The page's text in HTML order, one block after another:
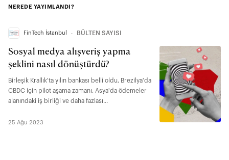
NEREDE YAYIMLANDI?
FinTech İstanbul ∙ BÜLTEN SAYISI
Sosyal medya alışveriş yapma
şeklini nasıl dönüştürdü?
Birleşik Krallık'ta yılın bankası belli oldu, Brezilya'da
CBDC için pilot aşama zamanı, Asya'da ödemeler
alanındaki iş birliği ve daha fazlası...
25 Ağu 2023